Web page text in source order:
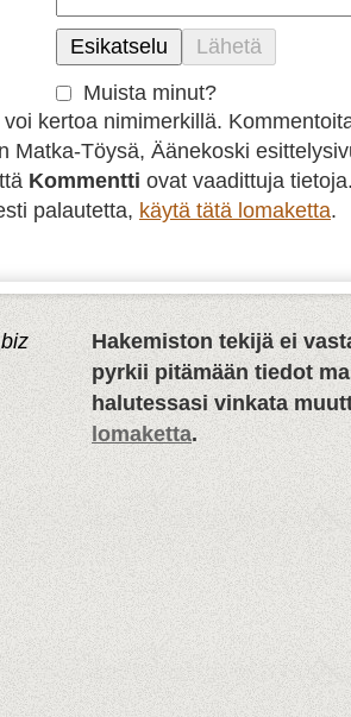
Muista minut?
kertoa nimimerkillä.
Matka-Töysä, Äänekoski
Kommentti ovat vaadittuja
palautetta, käytä tätä lomaketta.
Hakemiston tekijä ei
pyrkii pitämään tiedot
halutessasi vinkata
lomaketta.